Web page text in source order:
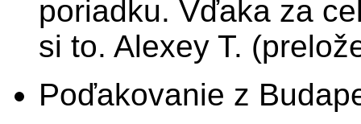
poriadku. Vďaka za
si to. Alexey T.
Poďakovanie z